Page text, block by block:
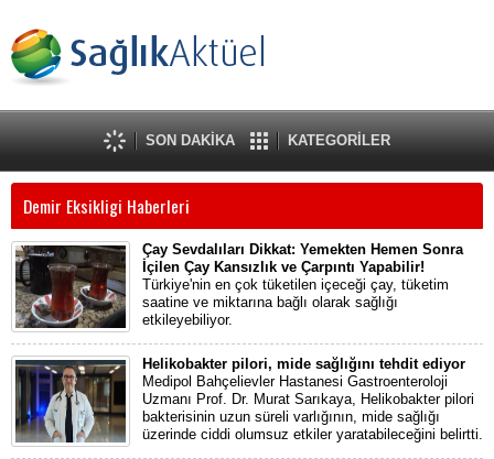
SON DAKİKA KATEGORİLER
Demir Eksikligi Haberleri
Çay Sevdalıları Dikkat: Yemekten Hemen Sonra
İçilen Çay Kansızlık ve Çarpıntı Yapabilir!
Türkiye'nin en çok tüketilen içeceği çay, tüketim
saatine ve miktarına bağlı olarak sağlığı
etkileyebiliyor.
Helikobakter pilori, mide sağlığını tehdit ediyor
Medipol Bahçelievler Hastanesi Gastroenteroloji
Uzmanı Prof. Dr. Murat Sarıkaya, Helikobakter pilori
bakterisinin uzun süreli varlığının, mide sağlığı
üzerinde ciddi olumsuz etkiler yaratabileceğini belirtti.